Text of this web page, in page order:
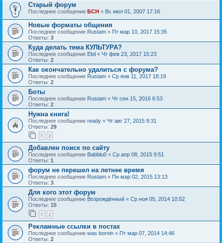
Старый форум
Последнее сообщение БСН « Вс июл 01, 2007 17:16
Новые форматы общения
Последнее сообщение Rustam « Пт мар 10, 2017 15:35
Ответы: 3
Куда делать тема КУЛЬТУРА?
Последнее сообщение Elol « Чт фев 23, 2017 15:23
Ответы: 2
Как окончательно удалиться с форума?
Последнее сообщение Rustam « Ср янв 11, 2017 18:19
Ответы: 2
Боты
Последнее сообщение Rustam « Чт сен 15, 2016 6:53
Ответы: 2
Нужна книга!
Последнее сообщение ready « Чт авг 27, 2015 9:31
Ответы: 29
1 2
Добавлен поиск по сайту
Последнее сообщение Babblu0 « Ср апр 08, 2015 9:51
Ответы: 1
форум не перешел на летнее время
Последнее сообщение Rustam « Пн мар 02, 2015 13:13
Ответы: 3
Для кого этот форум
Последнее сообщение Возрождённый « Ср ноя 05, 2014 10:52
Ответы: 15
1 2
Рекламные ссылки в постах
Последнее сообщение was bornin « Пт мар 07, 2014 14:46
Ответы: 2